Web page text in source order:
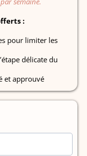
:
pour limiter les
délicate du
et approuvé